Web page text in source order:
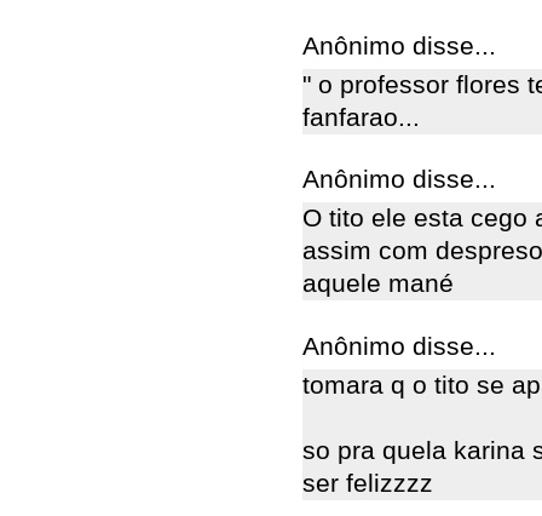
Anônimo disse...
" o professor flores
fanfarao...
Anônimo disse...
O tito ele esta cego
assim com
aquele mané
Anônimo disse...
tomara q o tito se
so pra quela karina
ser felizzzz